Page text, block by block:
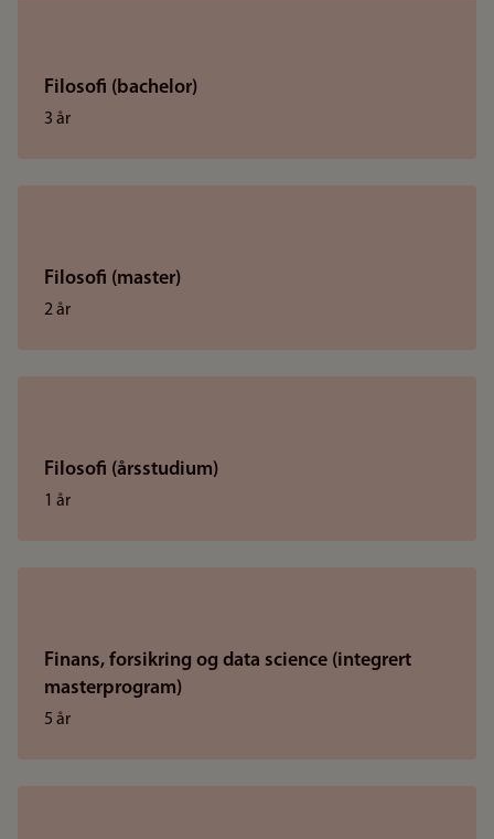
Filosofi (bachelor)
3 år
Filosofi (master)
2 år
Filosofi (årsstudium)
1 år
Finans, forsikring og data science (integrert
masterprogram)
5 år